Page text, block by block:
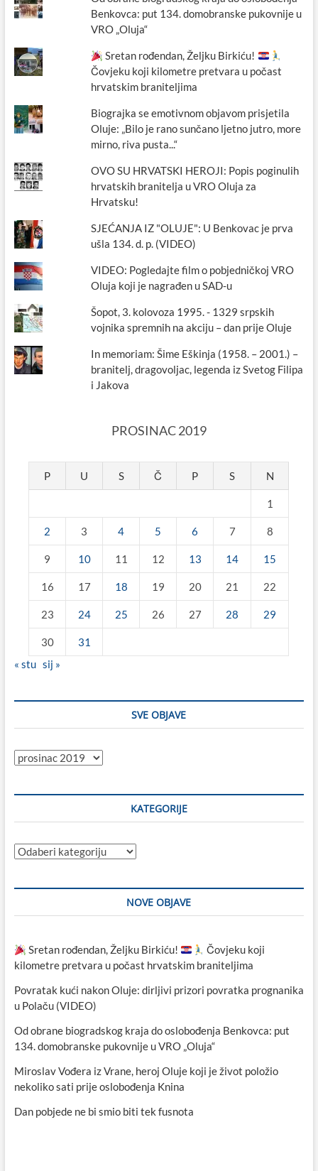
Benkovca: put 134. domobranske pukovnije u
VRO „Oluja“
Sretan rođendan, Željku Birkiću!
Čovjeku koji kilometre pretvara u počast
hrvatskim braniteljima
Biograjka se emotivnom objavom prisjetila
Oluje: „Bilo je rano sunčano ljetno jutro, more
mirno, riva pusta...“
OVO SU HRVATSKI HEROJI: Popis poginulih
hrvatskih branitelja u VRO Oluja za
Hrvatsku!
SJEĆANJA IZ "OLUJE": U Benkovac je prva
ušla 134. d. p. (VIDEO)
VIDEO: Pogledajte film o pobjedničkoj VRO
Oluja koji je nagrađen u SAD-u
Šopot, 3. kolovoza 1995. - 1329 srpskih
vojnika spremnih na akciju – dan prije Oluje
In memoriam: Šime Eškinja (1958. – 2001.) –
branitelj, dragovoljac, legenda iz Svetog Filipa
i Jakova
PROSINAC 2019
P U S Č P S N
1
2 3 4 5 6 7 8
9 10 11 12 13 14 15
16 17 18 19 20 21 22
23 24 25 26 27 28 29
30
31
« stu sij »
SVE OBJAVE
Sve
KATEGORIJE
Kategorije
NOVE OBJAVE
Sretan rođendan, Željku Birkiću!
Čovjeku koji
kilometre pretvara u počast hrvatskim braniteljima
Povratak kući nakon Oluje: dirljivi prizori povratka prognanika
u Polaču (VIDEO)
Od obrane biogradskog kraja do oslobođenja Benkovca: put
134. domobranske pukovnije u VRO „Oluja“
Miroslav Vođera iz Vrane, heroj Oluje koji je život položio
nekoliko sati prije oslobođenja Knina
Dan pobjede ne bi smio biti tek fusnota